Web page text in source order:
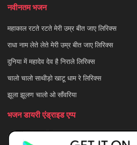
नवीनतम भजन
महाकाल रटते रटते मेरी उम्र बीत जाए लिरिक्स
राधा नाम लेते लेते मेरी उम्र बीत जाए लिरिक्स
दुनिया में महादेव देव है निराले लिरिक्स
चालो चालो साथीड़ो खाटू धाम रे लिरिक्स
झूला झूलण चालो ओ साँवरिया
भजन डायरी एंड्राइड एप्प